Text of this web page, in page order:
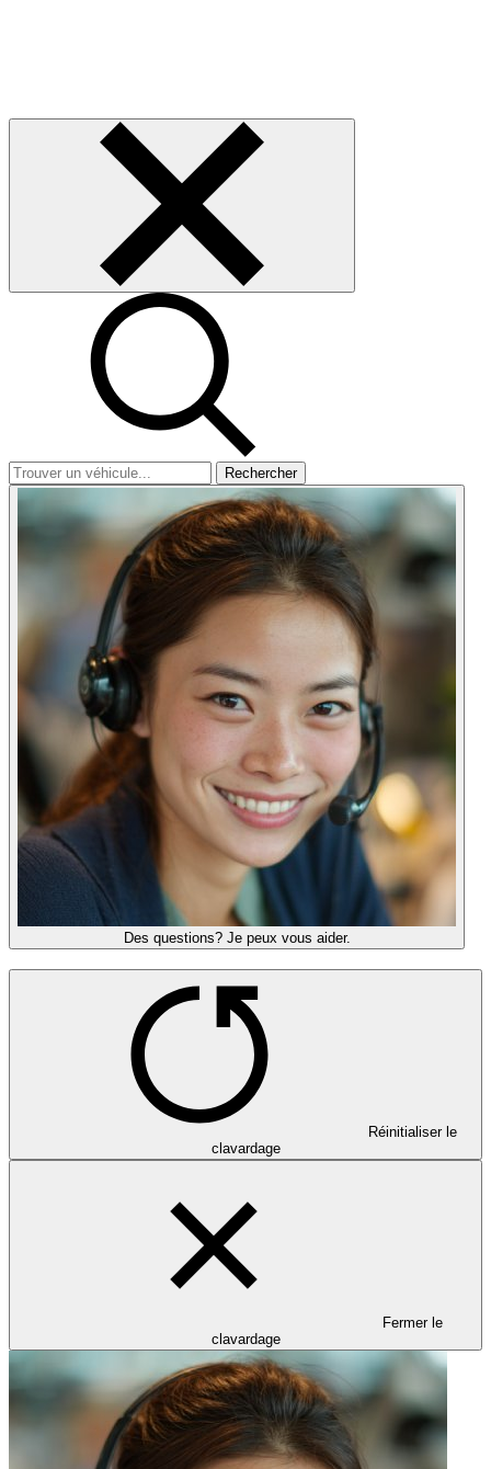
Rechercher
Des questions? Je peux vous aider.
Réinitialiser le
clavardage
Fermer le
clavardage